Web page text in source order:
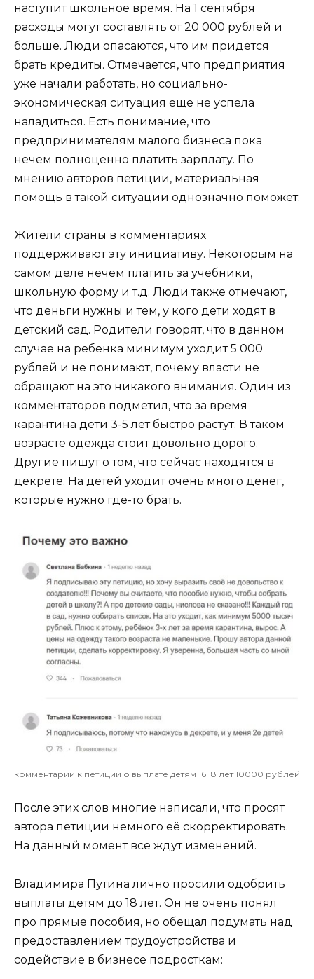
наступит школьное время. На 1 сентября
расходы могут составлять от 20 000 рублей и
больше. Люди опасаются, что им придется
брать кредиты. Отмечается, что предприятия
уже начали работать, но социально-
экономическая ситуация еще не успела
наладиться. Есть понимание, что
предпринимателям малого бизнеса пока
нечем полноценно платить зарплату. По
мнению авторов петиции, материальная
помощь в такой ситуации однозначно поможет.
Жители страны в комментариях
поддерживают эту инициативу. Некоторым на
самом деле нечем платить за учебники,
школьную форму и т.д. Люди также отмечают,
что деньги нужны и тем, у кого дети ходят в
детский сад. Родители говорят, что в данном
случае на ребенка минимум уходит 5 000
рублей и не понимают, почему власти не
обращают на это никакого внимания. Один из
комментаторов подметил, что за время
карантина дети 3-5 лет быстро растут. В таком
возрасте одежда стоит довольно дорого.
Другие пишут о том, что сейчас находятся в
декрете. На детей уходит очень много денег,
которые нужно где-то брать.
комментарии к петиции о выплате детям 16 18 лет 10000 рублей
После этих слов многие написали, что просят
автора петиции немного её скорректировать.
На данный момент все ждут изменений.
Владимира Путина лично просили одобрить
выплаты детям до 18 лет. Он не очень понял
про прямые пособия, но обещал подумать над
предоставлением трудоустройства и
содействие в бизнесе подросткам: